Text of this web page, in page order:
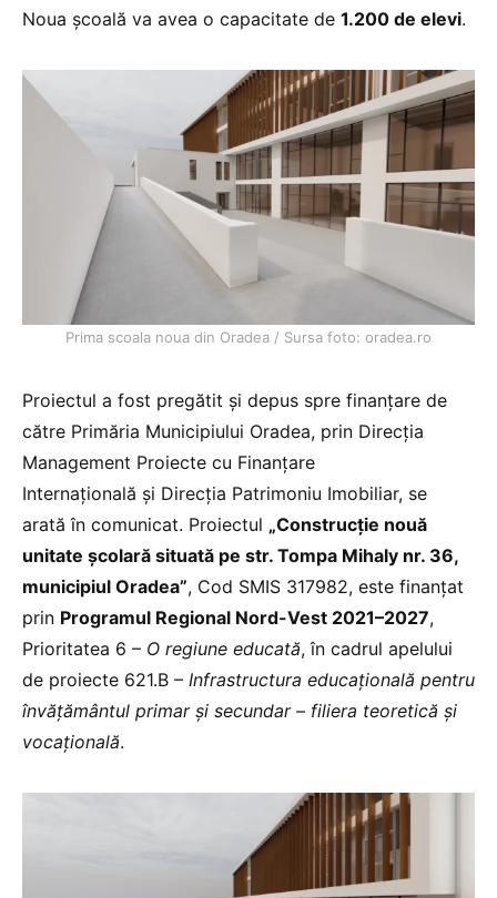
Noua școală va avea o capacitate de 1.200 de elevi.
Prima scoala noua din Oradea / Sursa foto: oradea.ro
Proiectul a fost pregătit și depus spre finanțare de
către Primăria Municipiului Oradea, prin Direcția
Management Proiecte cu Finanțare
Internațională și Direcția Patrimoniu Imobiliar, se
arată în comunicat. Proiectul „Construcție nouă
unitate școlară situată pe str. Tompa Mihaly nr. 36,
municipiul Oradea”, Cod SMIS 317982, este finanțat
prin Programul Regional Nord-Vest 2021–2027,
Prioritatea 6 – O regiune educată, în cadrul apelului
de proiecte 621.B – Infrastructura educațională pentru
învățământul primar și secundar – filiera teoretică și
vocațională.